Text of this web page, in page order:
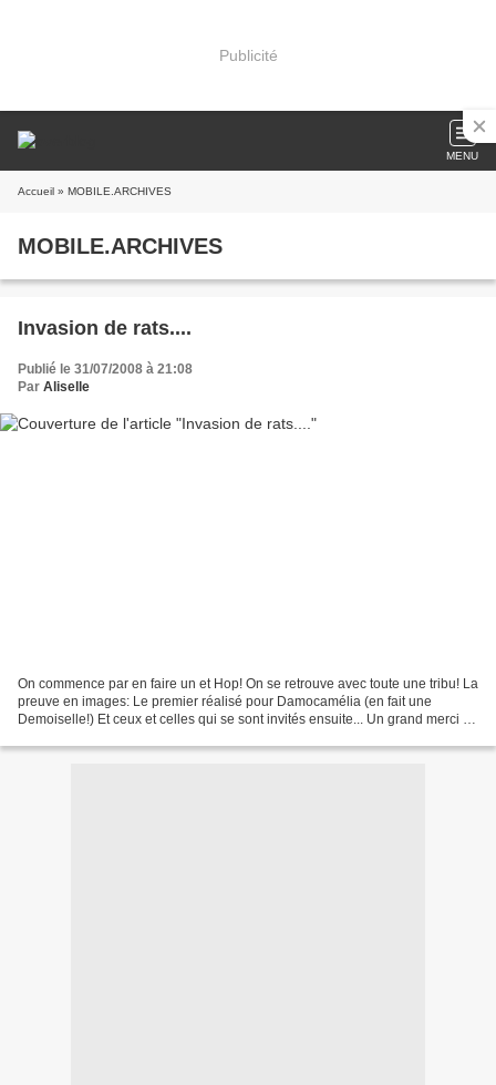
Publicité
MENU
Accueil » MOBILE.ARCHIVES
MOBILE.ARCHIVES
Invasion de rats....
Publié le 31/07/2008 à 21:08
Par Aliselle
On commence par en faire un et Hop! On se retrouve avec toute une tribu! La
preuve en images: Le premier réalisé pour Damocamélia (en fait une
Demoiselle!) Et ceux et celles qui se sont invités ensuite... Un grand merci à